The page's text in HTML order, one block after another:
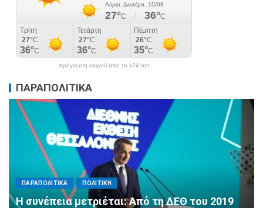
πρόγνωση καιρού από το k24.net
ΠΑΡΑΠΟΛΙΤΙΚΑ
ΠΑΡΑΠΟΛΙΤΙΚΑ ΠΟΛΙΤΙΚΗ
Αλληλεγγύη χωρίς σύνορα: 1.500
εμφιαλωμένα νερά για τους πυροσβέστες στα